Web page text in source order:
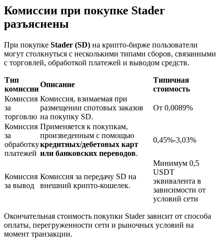
Блокировки BTR
Эксклюзивные инвестиции для владельцев BTR
Сервис заимствований, обеспеченных криптовалютой
Комиссии при покупке Stader
разъяснены
При покупке Stader (SD) на крипто-бирже пользователи
могут столкнуться с несколькими типами сборов, связанными
с торговлей, обработкой платежей и выводом средств.
Тип
комиссии
Описание
Типичная
стоимость
Комиссия
за
торговлю
Комиссия, взимаемая при
размещении спотовых заказов
на покупку SD.
От 0,0089%
Комиссия
за
обработку
платежей
Применяется к покупкам,
произведенным с помощью
кредитных/дебетовых карт
или банковских переводов.
0,45%-3,03%
Комиссия
за вывод
Комиссия за передачу SD на
внешний крипто-кошелек.
Минимум 0,5
USDT
эквивалента в
зависимости от
условий сети
Окончательная стоимость покупки Stader зависит от способа
оплаты, перегруженности сети и рыночных условий на
момент транзакции.